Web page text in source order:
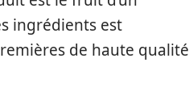
ingrédients est
de haute qualité